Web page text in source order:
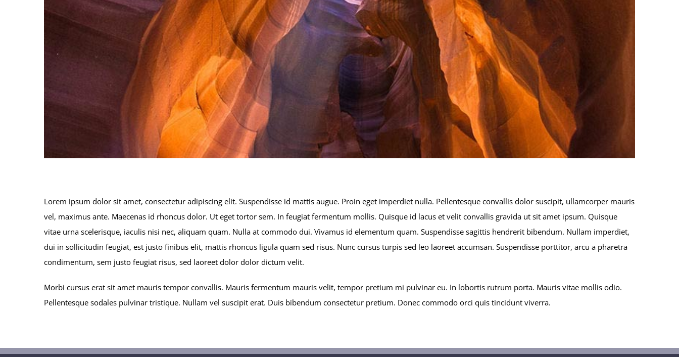
Lorem ipsum dolor sit amet, consectetur adipiscing elit. Suspendisse id mattis augue. Proin eget imperdiet nulla. Pellentesque convallis dolor suscipit, ullamcorper mauris
vel, maximus ante. Maecenas id rhoncus dolor. Ut eget tortor sem. In feugiat fermentum mollis. Quisque id lacus et velit convallis gravida ut sit amet ipsum. Quisque
vitae urna scelerisque, iaculis nisi nec, aliquam quam. Nulla at commodo dui. Vivamus id elementum quam. Suspendisse sagittis hendrerit bibendum. Nullam imperdiet,
dui in sollicitudin feugiat, est justo finibus elit, mattis rhoncus ligula quam sed risus. Nunc cursus turpis sed leo laoreet accumsan. Suspendisse porttitor, arcu a pharetra
condimentum, sem justo feugiat risus, sed laoreet dolor dolor dictum velit.
Morbi cursus erat sit amet mauris tempor convallis. Mauris fermentum mauris velit, tempor pretium mi pulvinar eu. In lobortis rutrum porta. Mauris vitae mollis odio.
Pellentesque sodales pulvinar tristique. Nullam vel suscipit erat. Duis bibendum consectetur pretium. Donec commodo orci quis tincidunt viverra.